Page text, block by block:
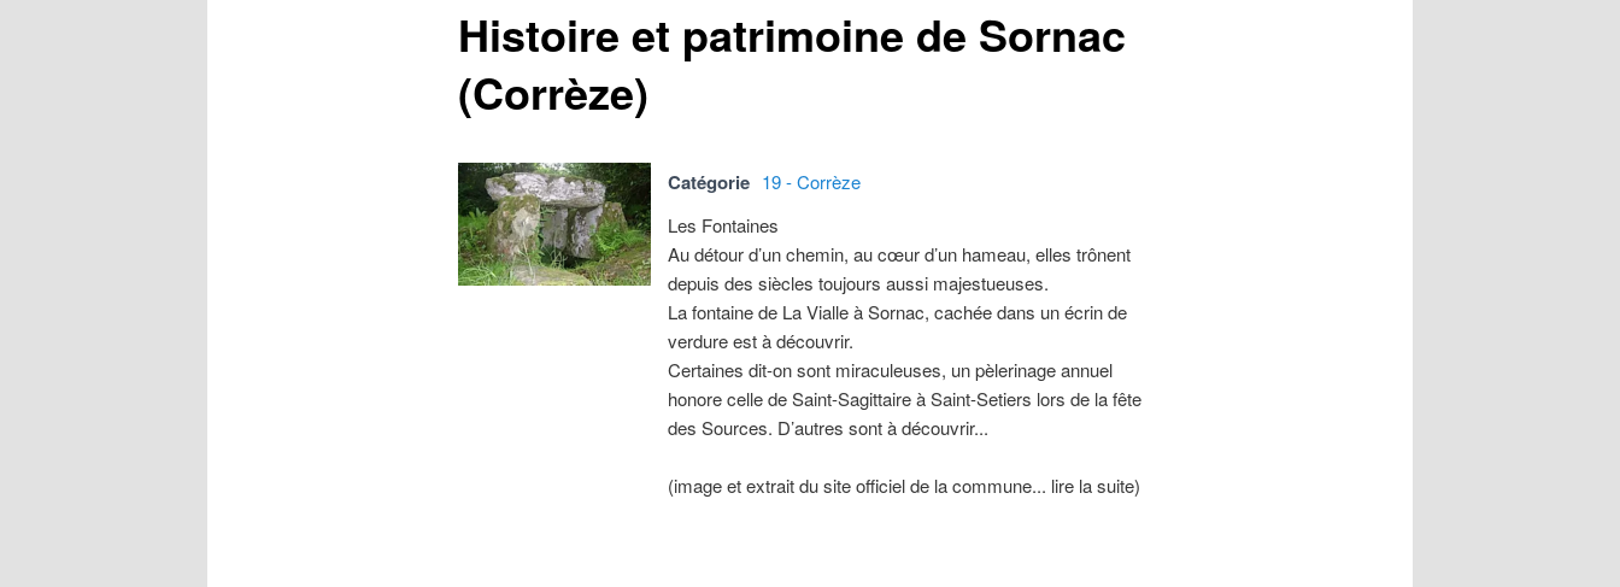
Histoire et patrimoine de Sornac
(Corrèze)
Catégorie 19 - Corrèze
Les Fontaines
Au détour d’un chemin, au cœur d’un hameau, elles trônent
depuis des siècles toujours aussi majestueuses.
La fontaine de La Vialle à Sornac, cachée dans un écrin de
verdure est à découvrir.
Certaines dit-on sont miraculeuses, un pèlerinage annuel
honore celle de Saint-Sagittaire à Saint-Setiers lors de la fête
des Sources. D’autres sont à découvrir...
(image et extrait du site officiel de la commune... lire la suite)